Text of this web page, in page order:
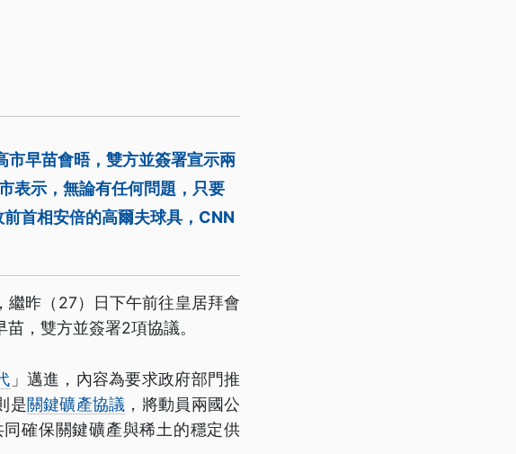
早苗會晤，雙方並簽署宣示兩
表示，無論有任何問題，只要
首相安倍的高爾夫球具，CNN
昨（27）日下午前往皇居拜會
，雙方並簽署2項協議。
」邁進，內容為要求政府部門推
是關鍵礦產協議 ，將動員兩國公
確保關鍵礦產與稀土的穩定供